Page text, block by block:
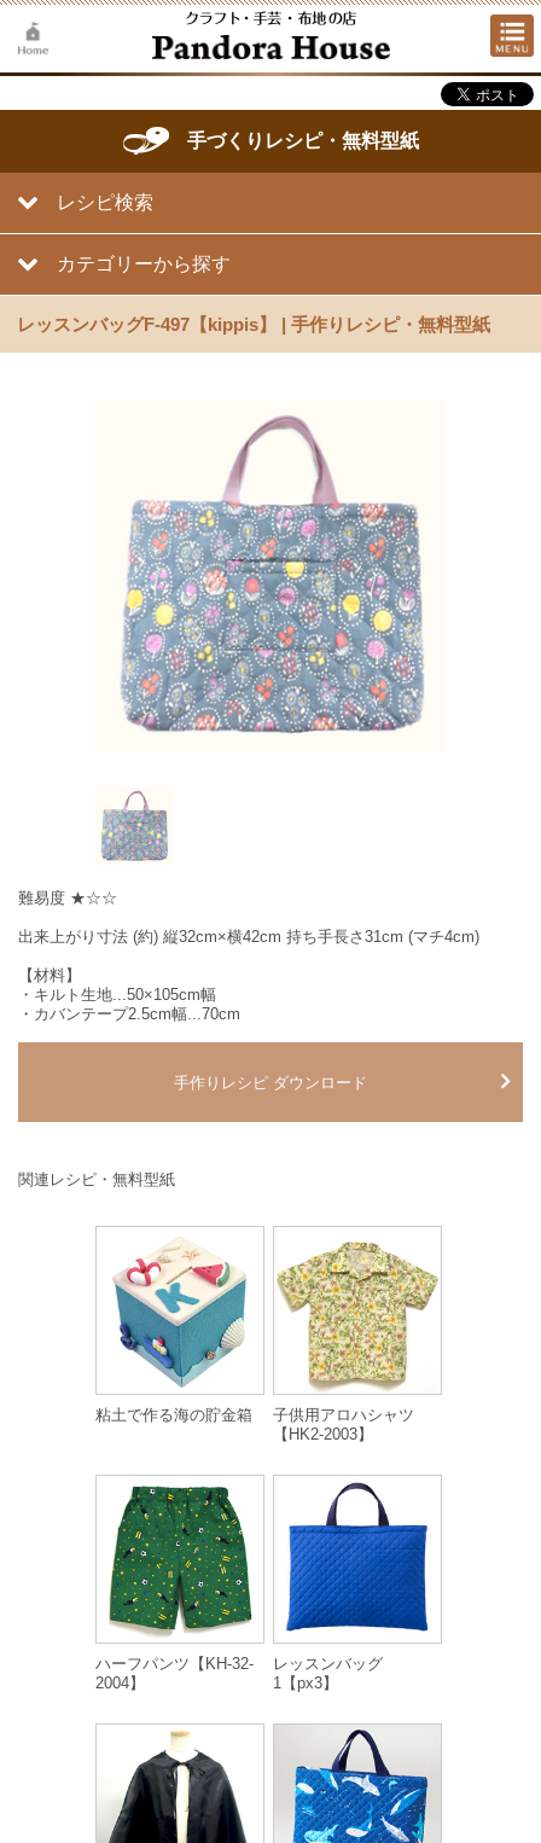
手づくりレシピ・無料型紙
レシピ検索
カテゴリーから探す
レッスンバッグF-497【kippis】 | 手作りレシピ・無料型紙
難易度 ★☆☆
出来上がり寸法 (約) 縦32cm×横42cm 持ち手長さ31cm (マチ4cm)
【材料】
・キルト生地...50×105cm幅
・カバンテープ2.5cm幅...70cm
手作りレシピ ダウンロード
関連レシピ・無料型紙
粘土で作る海の貯金箱
子供用アロハシャツ
【HK2-2003】
ハーフパンツ【KH-32-
2004】
レッスンバッグ
1【px3】